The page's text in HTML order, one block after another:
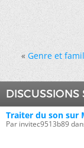
« Genre et
DISCUSSIONS
Traiter du son sur
Par invitec9513b89